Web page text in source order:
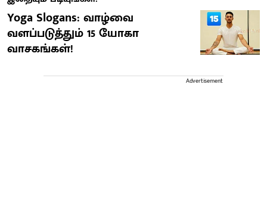
Yoga Slogans: வாழ்வை
வளப்படுத்தும் 15 யோகா
வாசகங்கள்!
Advertisement